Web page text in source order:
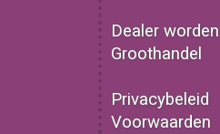
Dealer worden
Groothandel
Privacybeleid
Voorwaarden